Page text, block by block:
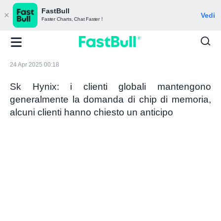
FastBull
Faster Charts, Chat Faster！ Vedi
24 Apr 2025 00:18
Sk Hynix: i clienti globali mantengono
generalmente la domanda di chip di memoria,
alcuni clienti hanno chiesto un anticipo